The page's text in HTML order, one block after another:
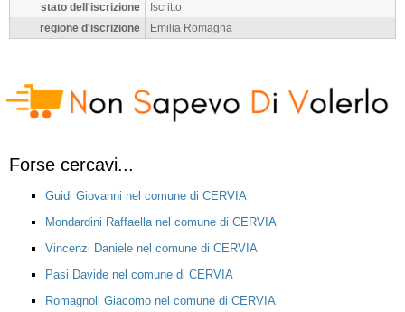
stato dell'iscrizione
Iscritto
regione d'iscrizione
Emilia Romagna
Forse cercavi...
Guidi Giovanni nel comune di CERVIA
Mondardini Raffaella nel comune di CERVIA
Vincenzi Daniele nel comune di CERVIA
Pasi Davide nel comune di CERVIA
Romagnoli Giacomo nel comune di CERVIA